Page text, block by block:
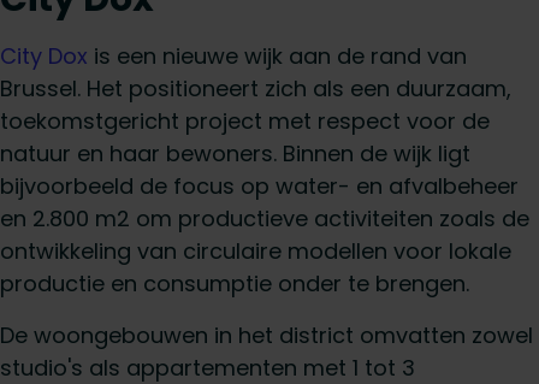
City Dox is een nieuwe wijk aan de rand van
Brussel. Het positioneert zich als een duurzaam,
toekomstgericht project met respect voor de
natuur en haar bewoners. Binnen de wijk ligt
bijvoorbeeld de focus op water- en afvalbeheer
en 2.800 m2 om productieve activiteiten zoals de
ontwikkeling van circulaire modellen voor lokale
productie en consumptie onder te brengen.
De woongebouwen in het district omvatten zowel
studio's als appartementen met 1 tot 3